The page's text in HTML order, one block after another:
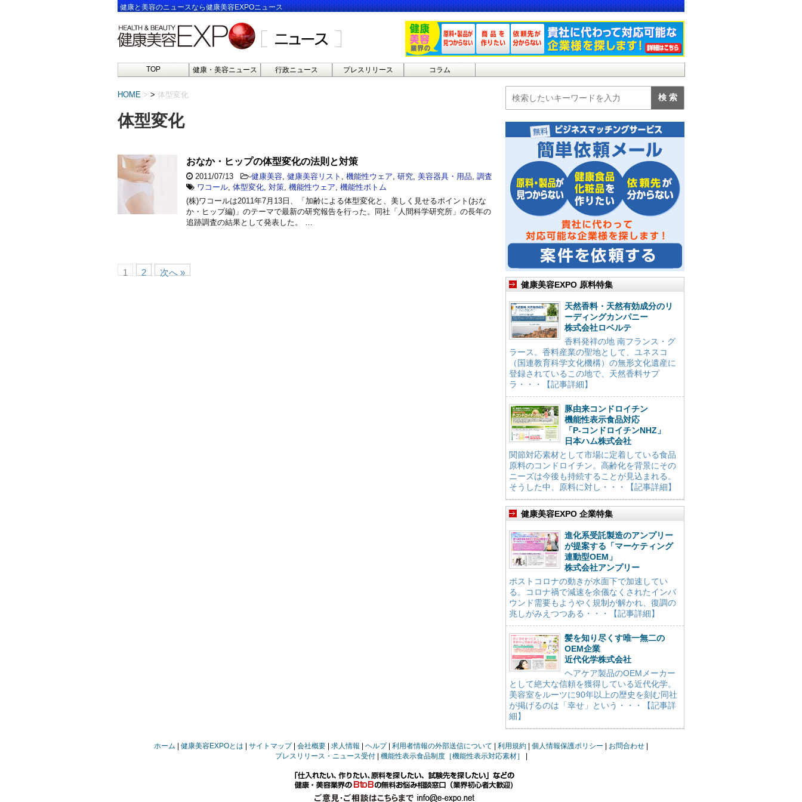
健康と美容のニュースなら健康美容EXPOニュース
TOP 健康・美容ニュース 行政ニュース プレスリリース コラム
HOME > 体型変化
体型変化
おなか・ヒップの体型変化の法則と対策
2011/07/13 -健康美容 健康美容リスト 機能性ウェア 研究 美容器具・用品 調査
ワコール 体型変化 対策 機能性ウェア 機能性ボトム
(株)ワコールは2011年7月13日、「加齢による体型変化と、美しく見せるポイント(おな
か・ヒップ編)」のテーマで最新の研究報告を行った。同社「人間科学研究所」の長年の
追跡調査の結果として発表した。 …
1 2 次へ »
健康美容EXPO 原料特集
天然香料・天然有効成分のリ
ーディングカンパニー
株式会社ロベルテ
香料発祥の地 南フランス・グ
ラース。香料産業の聖地として、ユネスコ
（国連教育科学文化機構）の無形文化遺産に
登録されているこの地で、天然香料サプ
ラ・・・【記事詳細】
豚由来コンドロイチン
機能性表示食品対応
「P-コンドロイチンNHZ」
日本ハム株式会社
関節対応素材として市場に定着している食品
原料のコンドロイチン。高齢化を背景にその
ニーズは今後も持続することが見込まれる。
そうした中、原料に対し・・・【記事詳細】
健康美容EXPO 企業特集
進化系受託製造のアンプリー
が提案する「マーケティング
連動型OEM」
株式会社アンプリー
ポストコロナの動きが水面下で加速してい
る。コロナ禍で減速を余儀なくされたインバ
ウンド需要もようやく規制が解かれ、復調の
兆しがみえつつある・・・【記事詳細】
髪を知り尽くす唯一無二の
OEM企業
近代化学株式会社
ヘアケア製品のOEMメーカー
として絶大な信頼を獲得している近代化学。
美容室をルーツに90年以上の歴史を刻む同社
が掲げるのは「幸せ」という・・・【記事詳
細】
ホーム 健康美容EXPOとは サイトマップ 会社概要 求人情報 ヘルプ 利用者情報の外部送信について 利用規約 個人情報保護ポリシー
お問合わせ
プレスリリース・ニュース受付
機能性表示食品制度［機能性表示対応素材］